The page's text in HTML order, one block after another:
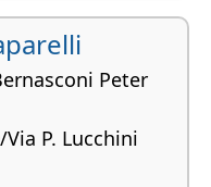
Peter
P. Lucchini